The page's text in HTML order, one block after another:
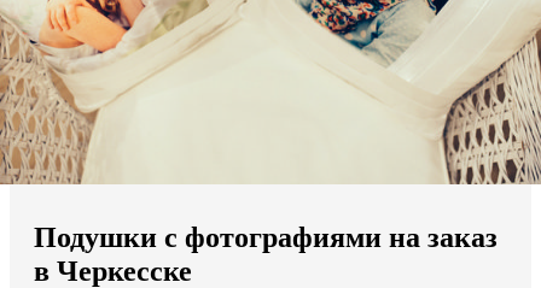
Мы доставляем по всему миру
Продолжить без города
Подушки с фотографиями на заказ
в Черкесске